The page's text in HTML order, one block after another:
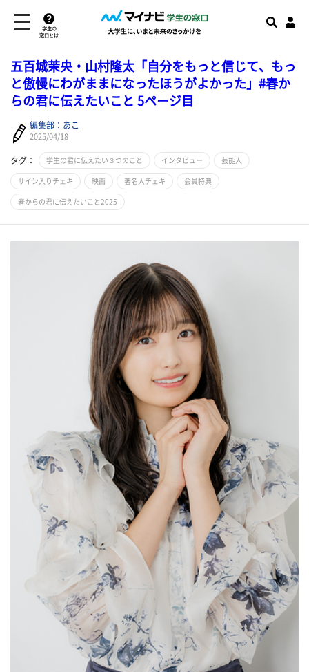
学生の
窓口とは
五百城茉央・山村隆太「自分をもっと信じて、もっ
と傲慢にわがままになったほうがよかった」#春か
らの君に伝えたいこと 5ページ目
編集部：あこ
2025/04/18
タグ： 学生の君に伝えたい３つのこと インタビュー 芸能人
サイン入りチェキ 映画 著名人チェキ 会員特典
春からの君に伝えたいこと2025